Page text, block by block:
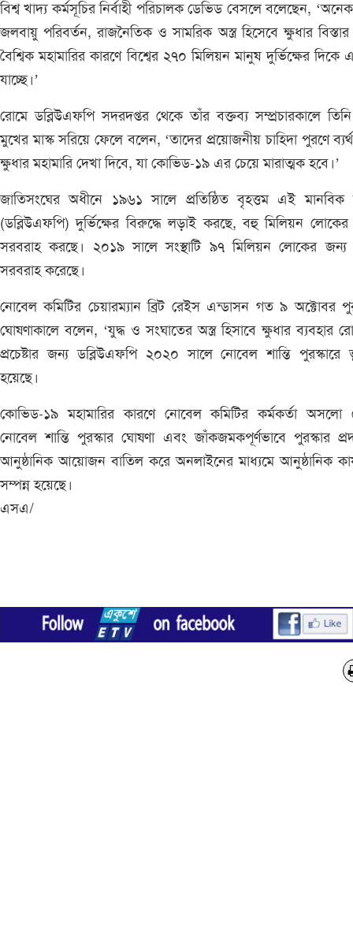
বিশ্ব খাদ্য কর্মসূচির নির্বাহী পরিচালক ডেভিড বেসলে বলেছেন,
জলবায়ু পরিবর্তন, রাজনৈতিক ও সামরিক অস্ত্র হিসেবে ক্ষুধার
বৈশ্বিক মহামারির কারণে বিশ্বের ২৭০ মিলিয়ন মানুষ দুর্ভিক্ষের দিকে
যাচ্ছে।’
রোমে ডব্লিউএফপি সদরদপ্তর থেকে তাঁর বক্তব্য সম্প্রচারকালে
মুখের মাস্ক সরিয়ে ফেলে বলেন, ‘তাদের প্রয়োজনীয় চাহিদা পুরণে
ক্ষুধার মহামারি দেখা দিবে, যা কোভিড-১৯ এর চেয়ে মারাত্মক হবে।’
জাতিসংঘের অধীনে ১৯৬১ সালে প্রতিষ্ঠিত বৃহত্তম এই মানবিক
(ডব্লিউএফপি) দুর্ভিক্ষের বিরুদ্ধে লড়াই করছে, বহু মিলিয়ন লোকের
সরবরাহ করছে। ২০১৯ সালে সংস্থাটি ৯৭ মিলিয়ন লোকের জন্য
সরবরাহ করেছে।
নোবেল কমিটির চেয়ারম্যান ব্রিট রেইস এন্ডাসন গত ৯ অক্টোবর
ঘোষণাকালে বলেন, ‘যুদ্ধ ও সংঘাতের অস্ত্র হিসাবে ক্ষুধার ব্যবহার
প্রচেষ্টার জন্য ডব্লিউএফপি ২০২০ সালে নোবেল শান্তি পুরস্কারে
হয়েছে।
কোভিড-১৯ মহামারির কারণে নোবেল কমিটির কর্মকর্তা অসলো
নোবেল শান্তি পুরস্কার ঘোষণা এবং জাঁকজমকপূর্ণভাবে পুরস্কার
আনুষ্ঠানিক আয়োজন বাতিল করে অনলাইনের মাধ্যমে আনুষ্ঠানিক
সম্পন্ন হয়েছে।
এসএ/